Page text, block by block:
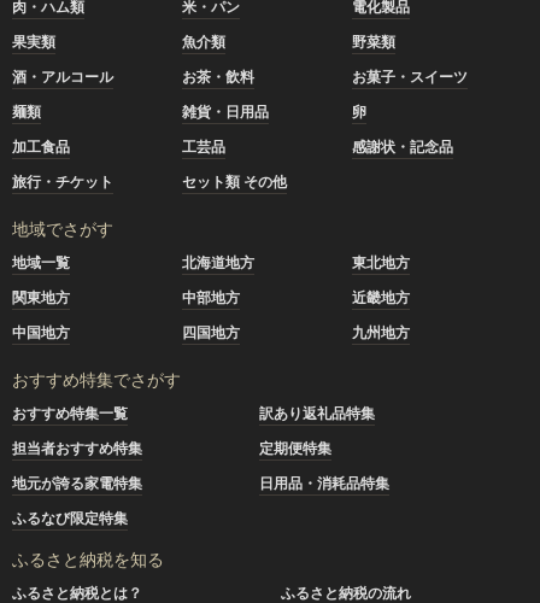
肉・ハム類 米・パン
電化製品
果実類
魚介類
野菜類
酒・アルコール
お茶・飲料
お菓子・スイーツ
麺類
雑貨・日用品
卵
加工食品
工芸品
感謝状・記念品
旅行・チケット
セット類 その他
地域でさがす
地域一覧 北海道地方
東北地方
関東地方
中部地方
近畿地方
中国地方
四国地方 九州地方
おすすめ特集でさがす
おすすめ特集一覧
訳あり返礼品特集
担当者おすすめ特集
定期便特集
地元が誇る家電特集
日用品・消耗品特集
ふるなび限定特集
ふるさと納税を知る
ふるさと納税とは？
ふるさと納税の流れ